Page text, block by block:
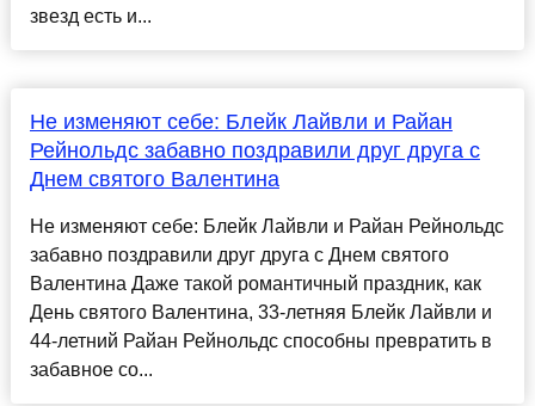
звезд есть и...
Не изменяют себе: Блейк Лайвли и Райан
Рейнольдс забавно поздравили друг друга с
Днем святого Валентина
Не изменяют себе: Блейк Лайвли и Райан Рейнольдс
забавно поздравили друг друга с Днем святого
Валентина Даже такой романтичный праздник, как
День святого Валентина, 33-летняя Блейк Лайвли и
44-летний Райан Рейнольдс способны превратить в
забавное со...